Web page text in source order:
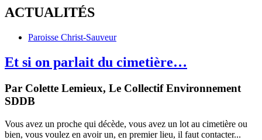
ACTUALITÉS
Paroisse Christ-Sauveur
Et si on parlait du cimetière…
Par Colette Lemieux, Le Collectif Environnement
SDDB
Vous avez un proche qui décède, vous avez un lot au cimetière ou
bien, vous voulez en avoir un, en premier lieu, il faut contacter...